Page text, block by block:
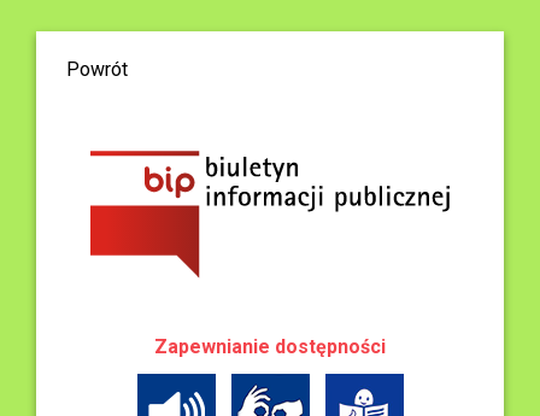
Powrót
Zapewnianie dostępności